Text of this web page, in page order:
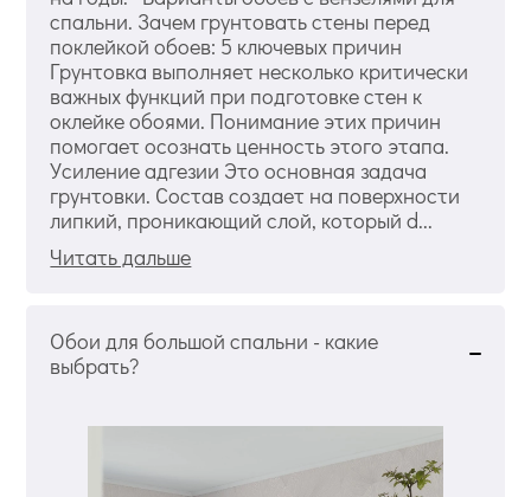
спальни. Зачем грунтовать стены перед
поклейкой обоев: 5 ключевых причин
Грунтовка выполняет несколько критически
важных функций при подготовке стен к
оклейке обоями. Понимание этих причин
помогает осознать ценность этого этапа.
Усиление адгезии Это основная задача
грунтовки. Состав создает на поверхности
липкий, проникающий слой, который d...
Читать дальше
Обои для большой спальни - какие
выбрать?